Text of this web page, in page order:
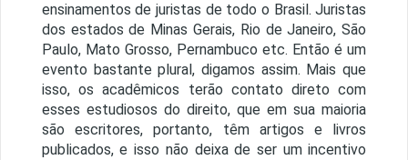
ensinamentos de juristas de todo o Brasil. Juristas
dos estados de Minas Gerais, Rio de Janeiro, São
Paulo, Mato Grosso, Pernambuco etc. Então é um
evento bastante plural, digamos assim. Mais que
isso, os acadêmicos terão contato direto com
esses estudiosos do direito, que em sua maioria
são escritores, portanto, têm artigos e livros
publicados, e isso não deixa de ser um incentivo